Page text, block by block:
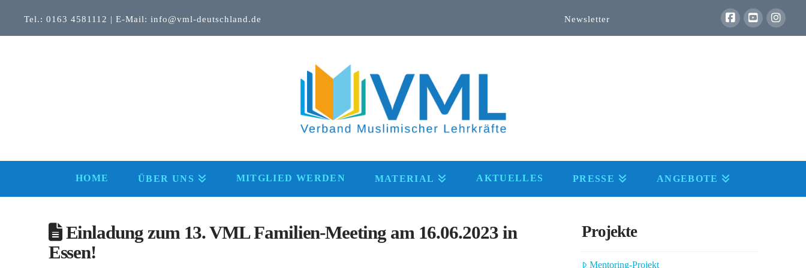
Tel.: 0163 4581112 | E-Mail: info@vml-deutschland.de Newsletter
HOME ÜBER UNS MITGLIED WERDEN MATERIAL AKTUELLES PRESSE ANGEBOTE
Einladung zum 13. VML Familien-Meeting am 16.06.2023 in
Essen!
Projekte
Mentoring-Projekt